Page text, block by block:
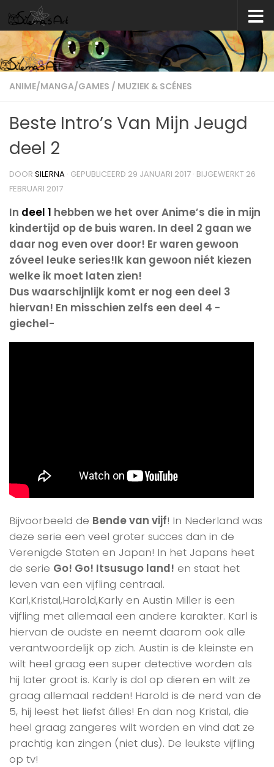
Skip to content
ANIME/MANGA/GAMES / MUZIEK & SCÉNES
Beste Intro’s Van Mijn Jeugd
deel 2
DOOR SILERNA · GEPUBLICEERD 29 JANUARI 2017 · BIJGEWERKT 26
FEBRUARI 2017
In deel 1 hebben we het over Anime’s die in mijn
kindertijd op de buis waren. In deel 2 gaan we
daar nog even over door! Er waren gewoon
zóveel leuke series!Ik kan gewoon niét kiezen
welke ik moet laten zien!
Dus waarschijnlijk komt er nog een deel 3
hiervan! En misschien zelfs een deel 4 -
giechel-
Bijvoorbeeld de Bende van vijf! In Nederland was
deze serie een veel groter succes dan in de
Verenigde Staten en Japan! In het Japans heet
de serie Go! Go! Itsusugo land! en staat het
leven van een vijfling centraal.
Karl,Kristal,Harold,Karly en Austin Miller is een
vijfling met allemaal een andere karakter. Karl is
hiervan de oudste en neemt daarom ook alle
verantwoordelijk op zich. Austin is de kleinste en
wilt heel graag een super detective worden als
hij later groot is. Karly is dol op dieren en wilt ze
graag allemaal redden! Harold is de nerd van de
5, hij leest het liefst álles! En dan nog Kristal, die
heel graag zangeres wilt worden en vind dat ze
prachtig kan zingen (niet dus). De leukste vijfling
op tv!